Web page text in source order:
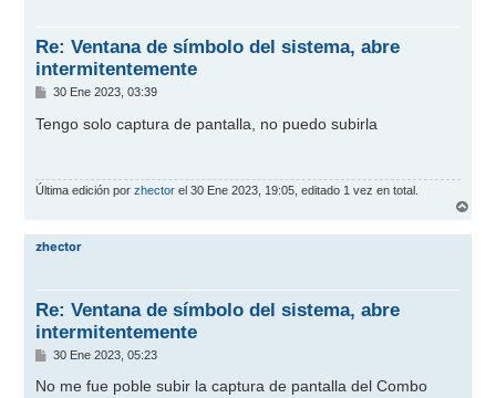
Re: Ventana de símbolo del sistema, abre
intermitentemente
M
n
s
e
30 Ene 2023, 03:39
Tengo solo captura de pantalla, no puedo subirla
Última edición porzhector el 30 Ene 2023, 19:05, editado 1 vez en total.
r
zhector
Re: Ventana de símbolo del sistema, abre
intermitentemente
M
n
30 Ene 2023, 05:23
No me fue poble subir la captura de pantalla del Combo